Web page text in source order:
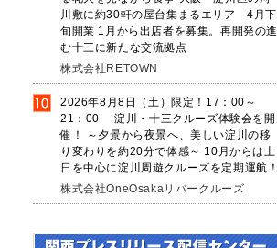
川敷に約30軒の屋台集まるエリア 4月下
旬開業 1月から出店者を募集。再開発の進
む十三に新たな交流拠点
株式会社RETOWN
2026年8月8日（土）限定！17：00～
21：00 淀川・十三クルーズ体験会を開
催！ ～夕景から夜景へ、美しい淀川の移
り変わりを約20分で体感～ 10月からは土
日を中心に淀川周遊クルーズを定期運航！
株式会社OneOsakaリバークルーズ